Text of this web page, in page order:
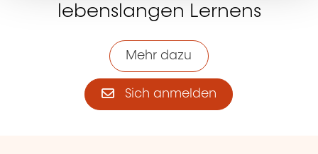
lebenslangen Lernens
Mehr dazu
Sich anmelden